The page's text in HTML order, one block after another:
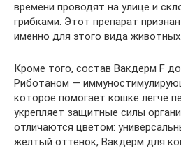
времени проводят на улице и
грибками. Этот препарат
именно для этого вида животных.
Кроме того, состав Вакдерм F
Риботаном —
которое помогает кошке легче
укрепляет защитные силы
отличаются цветом:
желтый оттенок, Вакдерм для